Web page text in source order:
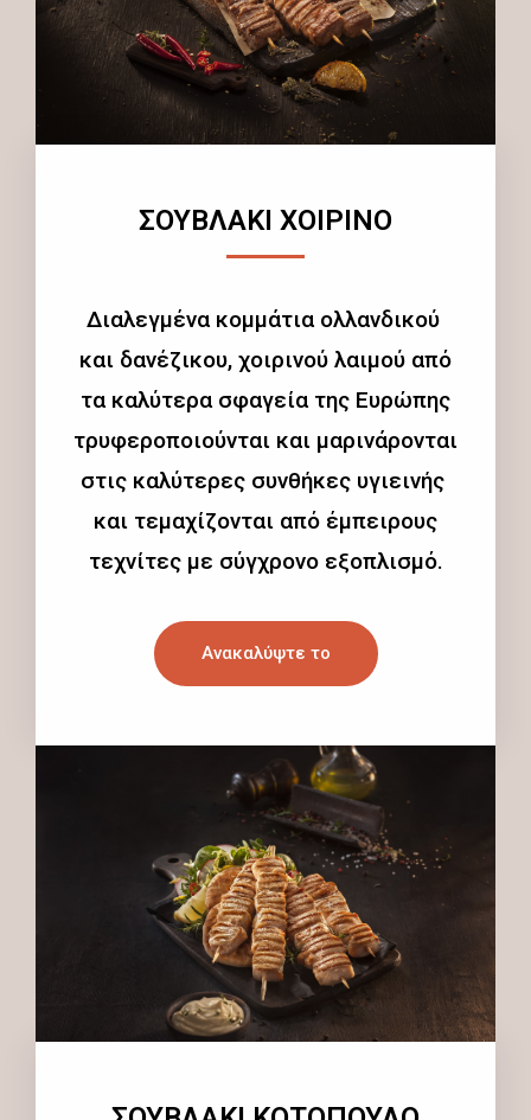
ΣΟΥΒΛΑΚΙ ΧΟΙΡΙΝΟ
Διαλεγμένα κομμάτια ολλανδικού
και δανέζικου, χοιρινού λαιμού από
τα καλύτερα σφαγεία της Ευρώπης
τρυφεροποιούνται και μαρινάρονται
στις καλύτερες συνθήκες υγιεινής
και τεμαχίζονται από έμπειρους
τεχνίτες με σύγχρονο εξοπλισμό.
Ανακαλύψτε το